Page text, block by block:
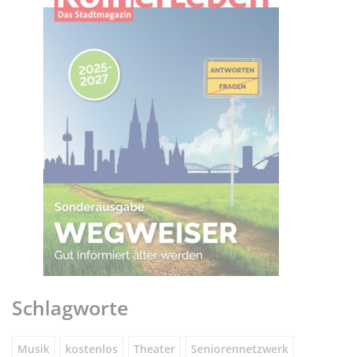
Schlagworte
Musik kostenlos Theater Seniorennetzwerk